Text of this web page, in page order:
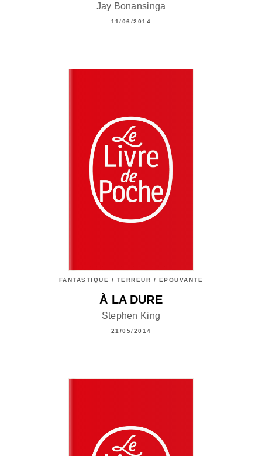
Jay Bonansinga
11/06/2014
FANTASTIQUE / TERREUR / EPOUVANTE
À LA DURE
Stephen King
21/05/2014